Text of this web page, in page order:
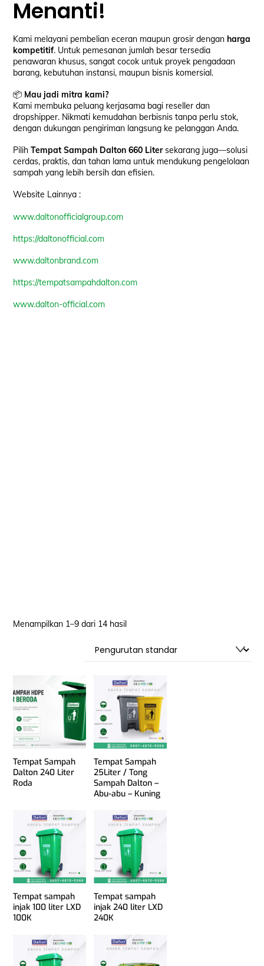
Menanti!
Kami melayani pembelian eceran maupun grosir dengan harga
kompetitif. Untuk pemesanan jumlah besar tersedia
penawaran khusus, sangat cocok untuk proyek pengadaan
barang, kebutuhan instansi, maupun bisnis komersial.
📦 Mau jadi mitra kami?
Kami membuka peluang kerjasama bagi reseller dan
dropshipper. Nikmati kemudahan berbisnis tanpa perlu stok,
dengan dukungan pengiriman langsung ke pelanggan Anda.
PilihTempat Sampah Dalton 660 Litersekarang juga—solusi
cerdas, praktis, dan tahan lama untuk mendukung pengelolaan
sampah yang lebih bersih dan efisien.
Website Lainnya :
www.daltonofficialgroup.com
https://daltonofficial.com
www.daltonbrand.com
https://tempatsampahdalton.com
www.dalton-official.com
Menampilkan 1–9 dari 14 hasil
Tempat Sampah
Dalton 240 Liter
Roda
Tempat Sampah
25Liter / Tong
Sampah Dalton –
Abu-abu – Kuning
Tempat sampah
injak 100 liter LXD
100K
Tempat sampah
injak 240 liter LXD
240K